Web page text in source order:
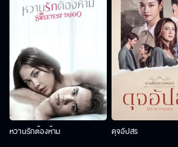
หวานรักต้องห้าม ดุจอัปสร